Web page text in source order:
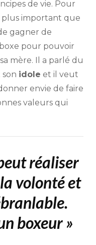
de vie. Pour
plus important que
gagner de
pour pouvoir
mère. Il a parlé du
son idole et il veut
envie de faire
valeurs qui
réaliser
volonté et
boxeur »